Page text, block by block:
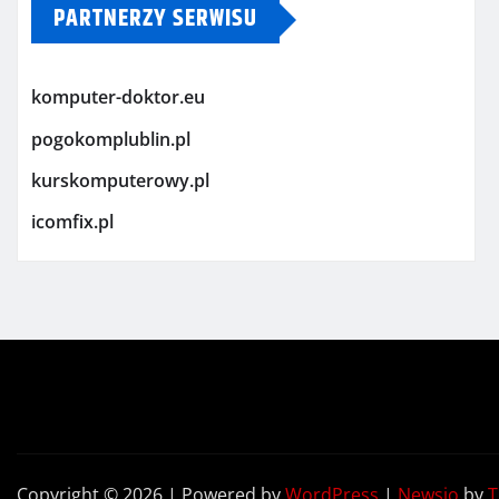
PARTNERZY SERWISU
komputer-doktor.eu
pogokomplublin.pl
kurskomputerowy.pl
icomfix.pl